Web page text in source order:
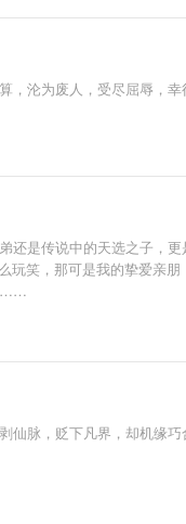
，沦为废人，受尽屈辱，
还是传说中的天选之子，
笑，那可是我的挚爱亲
……
仙脉，贬下凡界，却机缘